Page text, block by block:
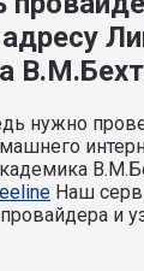
нужно
Наш
и